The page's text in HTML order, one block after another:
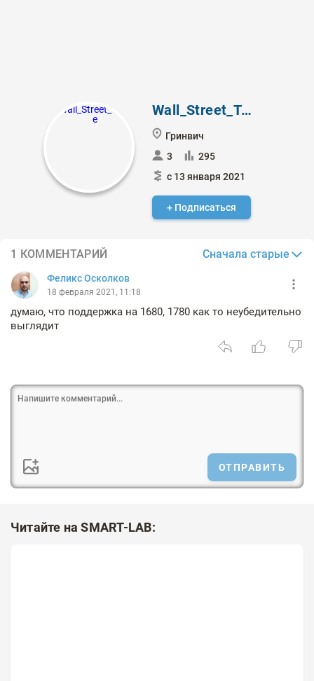
Wall_Street_Trade
Гринвич
3
295
с 13 января 2021
+ Подписаться
1 КОММЕНТАРИЙ Сначала старые
Феликс Осколков
18 февраля 2021, 11:18
думаю, что поддержка на 1680, 1780 как то неубедительно
выглядит
ОТПРАВИТЬ
Читайте на SMART-LAB: